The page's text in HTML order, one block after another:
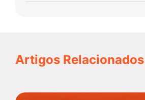
Artigos Relacionados